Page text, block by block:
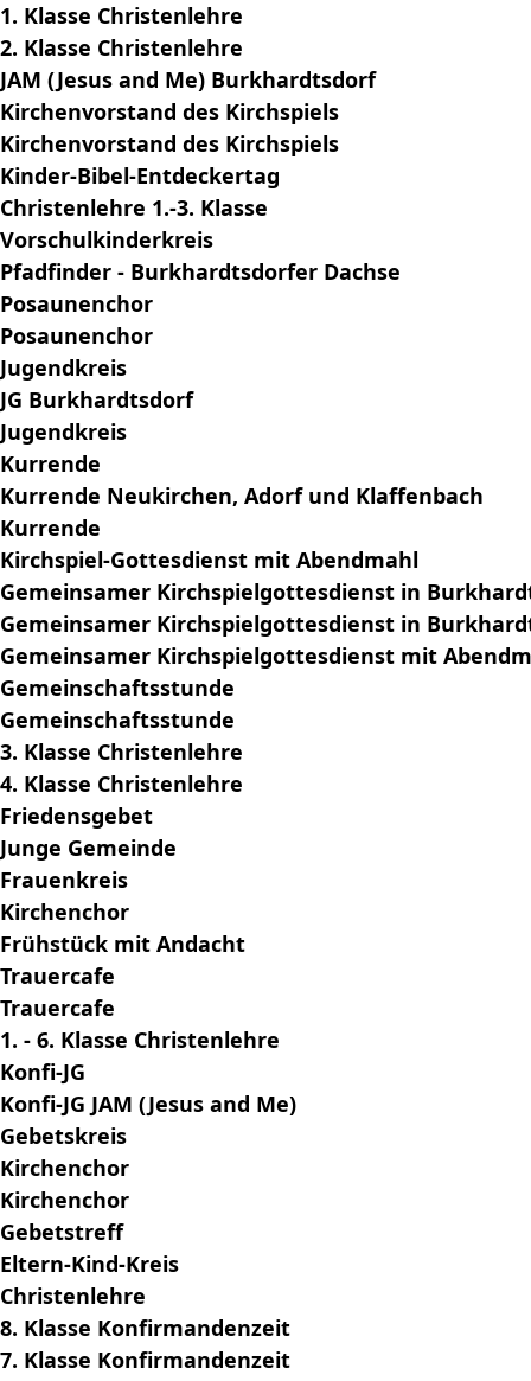
1. Klasse Christenlehre
2. Klasse Christenlehre
JAM (Jesus and Me) Burkhardtsdorf
Kirchenvorstand des Kirchspiels
Kirchenvorstand des Kirchspiels
Kinder-Bibel-Entdeckertag
Christenlehre 1.-3. Klasse
Vorschulkinderkreis
Pfadfinder - Burkhardtsdorfer Dachse
Posaunenchor
Posaunenchor
Jugendkreis
JG Burkhardtsdorf
Jugendkreis
Kurrende
Kurrende Neukirchen, Adorf und Klaffenbach
Kurrende
Kirchspiel-Gottesdienst mit Abendmahl
Gemeinsamer Kirchspielgottesdienst in
Gemeinsamer Kirchspielgottesdienst in
Gemeinsamer Kirchspielgottesdienst mit
Gemeinschaftsstunde
Gemeinschaftsstunde
3. Klasse Christenlehre
4. Klasse Christenlehre
Friedensgebet
Junge Gemeinde
Frauenkreis
Kirchenchor
Frühstück mit Andacht
Trauercafe
Trauercafe
1. - 6. Klasse Christenlehre
Konfi-JG
Konfi-JG JAM (Jesus and Me)
Gebetskreis
Kirchenchor
Kirchenchor
Gebetstreff
Eltern-Kind-Kreis
Christenlehre
8. Klasse Konfirmandenzeit
7. Klasse Konfirmandenzeit